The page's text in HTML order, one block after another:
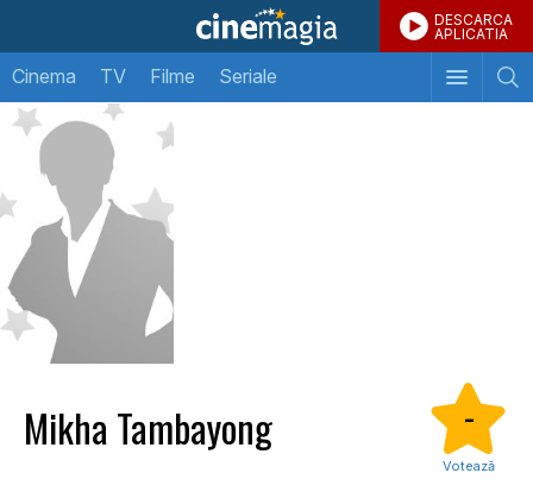
DESCARCA
APLICATIA
Cinema TV Filme Seriale
Mikha Tambayong -
Votează